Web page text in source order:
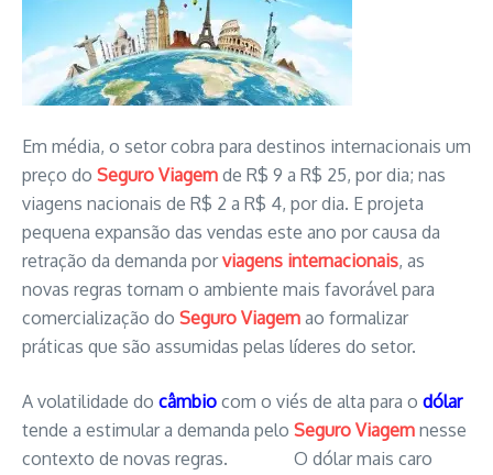
Em média, o setor cobra para destinos internacionais um
preço do Seguro Viagem de R$ 9 a R$ 25, por dia; nas
viagens nacionais de R$ 2 a R$ 4, por dia. E projeta
pequena expansão das vendas este ano por causa da
retração da demanda porviagens internacionais, as
novas regras tornam o ambiente mais favorável para
comercialização do Seguro Viagem ao formalizar
práticas que são assumidas pelas líderes do setor.
A volatilidade do câmbio com o viés de alta para o dólar
tende a estimular a demanda pelo Seguro Viagem nesse
contexto de novas regras. O dólar mais caro